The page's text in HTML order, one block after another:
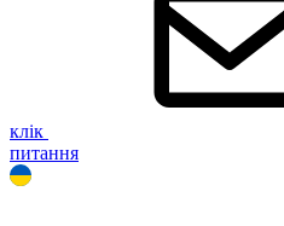
клік
питання